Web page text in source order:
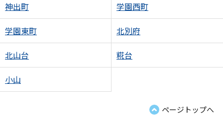
神出町 学園西町
学園東町 北別府
北山台 糀台
小山
ページトップへ